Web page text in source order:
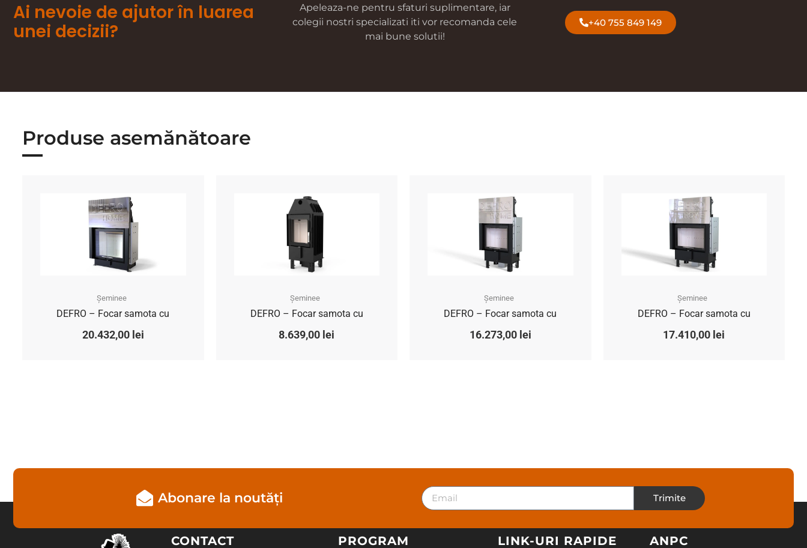
Ai nevoie de ajutor în luarea
unei decizii?
Apeleaza-ne pentru sfaturi suplimentare, iar
colegii nostri specializati iti vor recomanda cele
mai bune solutii!
+40 755 849 149
Produse asemănătoare
Șeminee
DEFRO – Focar samota cu
20.432,00 lei
Șeminee
DEFRO – Focar samota cu
8.639,00 lei
Șeminee
DEFRO – Focar samota cu
16.273,00 lei
Șeminee
DEFRO – Focar samota cu
17.410,00 lei
Abonare la noutăți Trimite
CONTACT PROGRAM LINK-URI RAPIDE ANPC